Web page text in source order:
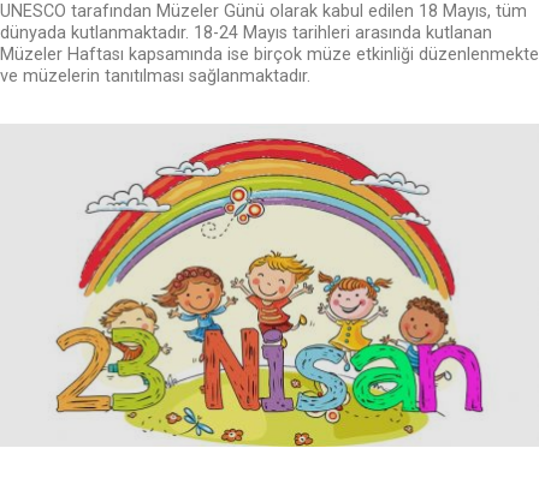
UNESCO tarafından Müzeler Günü olarak kabul edilen 18 Mayıs, tüm
dünyada kutlanmaktadır. 18-24 Mayıs tarihleri arasında kutlanan
Müzeler Haftası kapsamında ise birçok müze etkinliği düzenlenmekte
ve müzelerin tanıtılması sağlanmaktadır.